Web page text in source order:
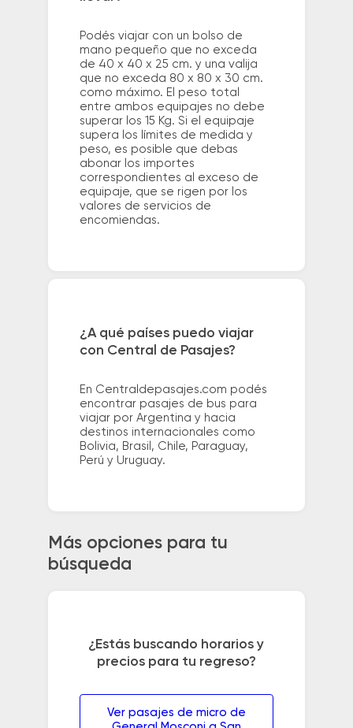
Podés viajar con un bolso de
mano pequeño que no exceda
de 40 x 40 x 25 cm. y una valija
que no exceda 80 x 80 x 30 cm.
como máximo. El peso total
entre ambos equipajes no debe
superar los 15 Kg. Si el equipaje
supera los límites de medida y
peso, es posible que debas
abonar los importes
correspondientes al exceso de
equipaje, que se rigen por los
valores de servicios de
encomiendas.
¿A qué países puedo viajar
con Central de Pasajes?
En Centraldepasajes.com podés
encontrar pasajes de bus para
viajar por Argentina y hacia
destinos internacionales como
Bolivia, Brasil, Chile, Paraguay,
Perú y Uruguay.
Más opciones para tu
búsqueda
¿Estás buscando horarios y
precios para tu regreso?
Ver pasajes de micro de